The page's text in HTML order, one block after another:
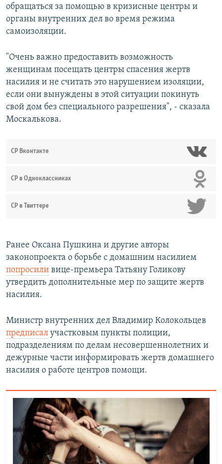
обращаться за помощью в кризисные центры и
органы внутренних дел во время режима
самоизоляции.
"Очень важно предоставить возможность
женщинам посещать центры спасения жертв
насилия и не считать это нарушением изоляции,
если они вынуждены в этой ситуации покинуть
свой дом без специального разрешения", - сказала
Москалькова.
СР Вконтакте
СР в Одноклассниках
СР в Твиттере
Ранее Оксана Пушкина и другие авторы
законопроекта о борьбе с домашним насилием
попросили вице-премьера Татьяну Голикову
утвердить дополнительные мер по защите жертв
насилия.
Министр внутренних дел Владимир Колокольцев
предписал участковым пункты полиции,
подразделениям по делам несовершеннолетних и
дежурные части информировать жертв домашнего
насилия о работе центров помощи.